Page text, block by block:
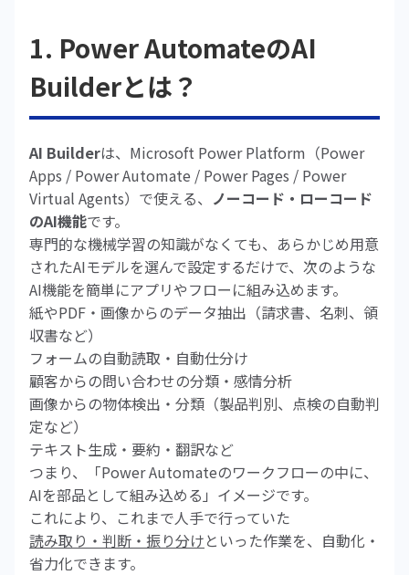
1. Power AutomateのAI
Builderとは？
AI Builderは、Microsoft Power Platform（Power
Apps / Power Automate / Power Pages / Power
Virtual Agents）で使える、 ノーコード・ローコード
のAI機能です。
専門的な機械学習の知識がなくても、あらかじめ用意
されたAIモデルを選んで設定するだけで、次のような
AI機能を簡単にアプリやフローに組み込めます。
紙やPDF・画像からのデータ抽出（請求書、名刺、領
収書など）
フォームの自動読取・自動仕分け
顧客からの問い合わせの分類・感情分析
画像からの物体検出・分類（製品判別、点検の自動判
定など）
テキスト生成・要約・翻訳など
つまり、「Power Automateのワークフローの中に、
AIを部品として組み込める」イメージです。
これにより、これまで人手で行っていた
読み取り・判断・振り分けといった作業を、自動化・
省力化できます。